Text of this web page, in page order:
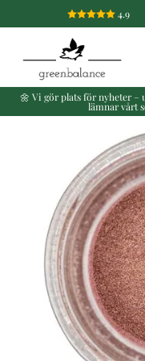

🌼 Vi gör plats för nyheter –
lämnar vårt